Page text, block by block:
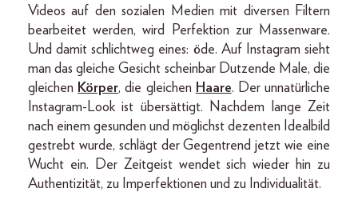
Videos auf den sozialen Medien mit diversen Filtern
bearbeitet werden, wird Perfektion zur Massenware.
Und damit schlichtweg eines: öde. Auf Instagram sieht
man das gleiche Gesicht scheinbar Dutzende Male, die
gleichen Körper, die gleichen Haare. Der unnatürliche
Instagram-Look ist übersättigt. Nachdem lange Zeit
nach einem gesunden und möglichst dezenten Idealbild
gestrebt wurde, schlägt der Gegentrend jetzt wie eine
Wucht ein. Der Zeitgeist wendet sich wieder hin zu
Authentizität, zu Imperfektionen und zu Individualität.